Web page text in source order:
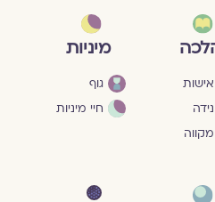
אישות
נידה
מקווה
מיניות
גוף
חיי מיניות